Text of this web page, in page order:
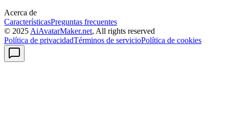
Acerca de
CaracterísticasPreguntas frecuentes
© 2025 AiAvatarMaker.net, All rights reserved
Política de privacidadTérminos de servicioPolítica de cookies